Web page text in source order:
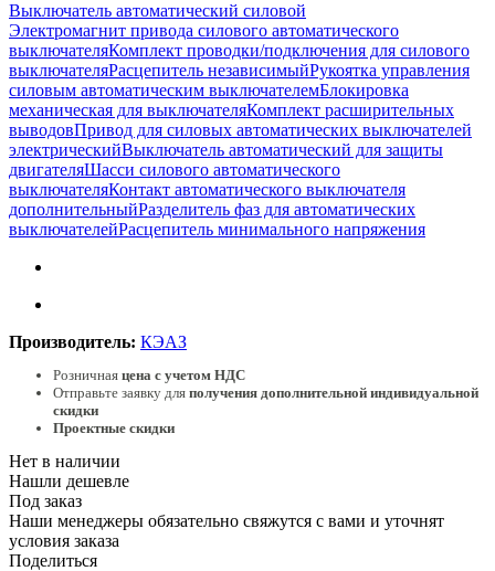
Выключатель автоматический силовой
Электромагнит привода силового автоматического
выключателяКомплект проводки/подключения для силового
выключателяРасцепитель независимыйРукоятка управления
силовым автоматическим выключателемБлокировка
механическая для выключателяКомплект расширительных
выводовПривод для силовых автоматических выключателей
электрическийВыключатель автоматический для защиты
двигателяШасси силового автоматического
выключателяКонтакт автоматического выключателя
дополнительныйРазделитель фаз для автоматических
выключателейРасцепитель минимального напряжения
Производитель: КЭАЗ
Розничная цена с учетом НДС
Отправьте заявку для получения дополнительной индивидуальной
скидки
Проектные скидки
Нет в наличии
Нашли дешевле
Под заказ
Наши менеджеры обязательно свяжутся с вами и уточнят
условия заказа
Поделиться